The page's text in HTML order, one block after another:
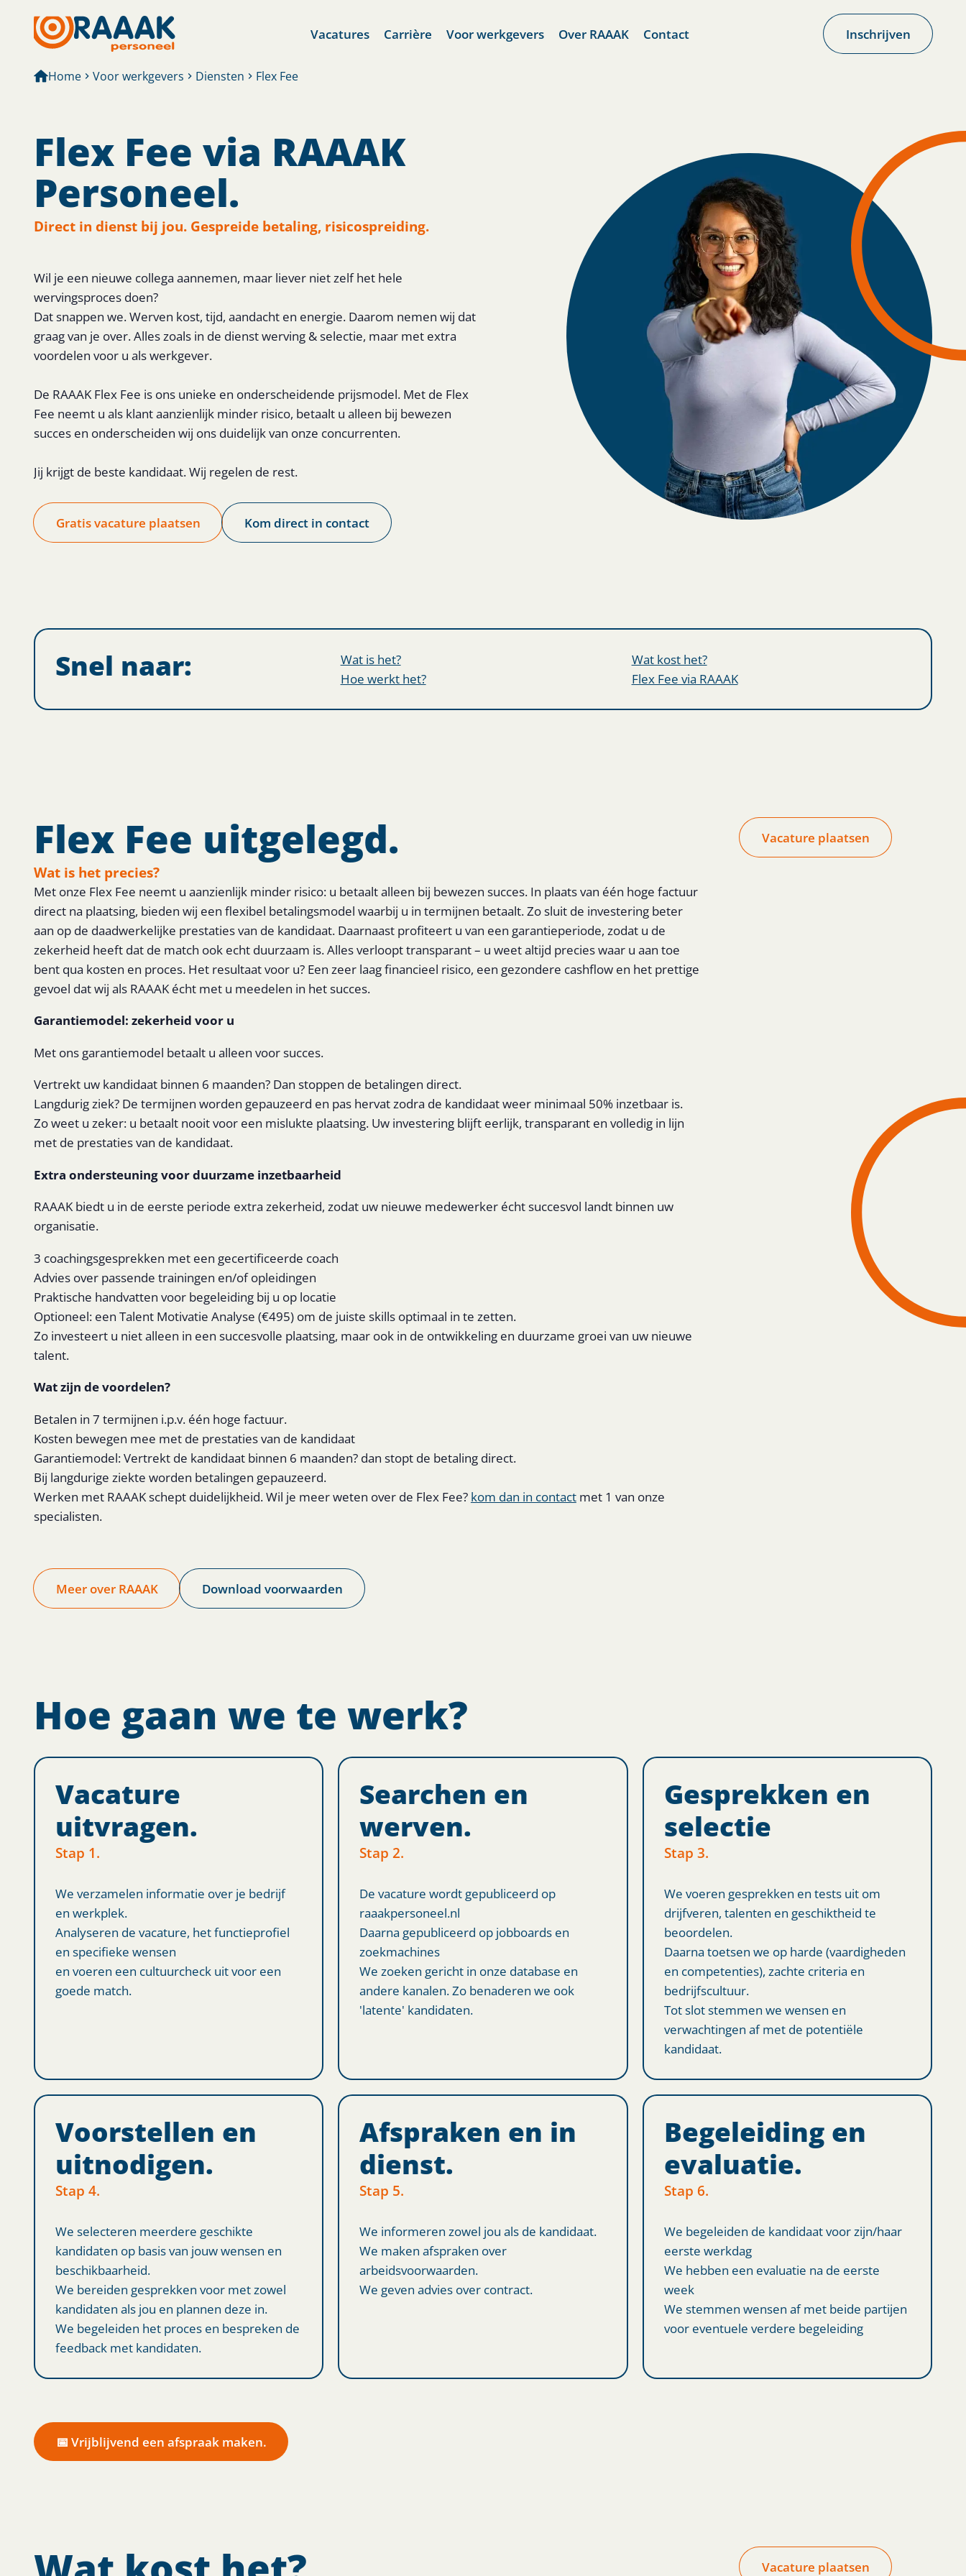
Vacatures Carrière Voor werkgevers Over RAAAK Contact Inschrijven
Home Voor werkgevers Diensten Flex Fee
Flex Fee via RAAAK
Personeel.
Direct in dienst bij jou. Gespreide betaling, risicospreiding.
Wil je een nieuwe collega aannemen, maar liever niet zelf het hele
wervingsproces doen?
Dat snappen we. Werven kost, tijd, aandacht en energie. Daarom nemen wij dat
graag van je over. Alles zoals in de dienst werving & selectie, maar met extra
voordelen voor u als werkgever.
De RAAAK Flex Fee is ons unieke en onderscheidende prijsmodel. Met de Flex
Fee neemt u als klant aanzienlijk minder risico, betaalt u alleen bij bewezen
succes en onderscheiden wij ons duidelijk van onze concurrenten.
Jij krijgt de beste kandidaat. Wij regelen de rest.
Gratis vacature plaatsen Kom direct in contact
Snel naar:
Wat is het?
Hoe werkt het?
Wat kost het?
Flex Fee via RAAAK
Flex Fee uitgelegd.
Wat is het precies?
Met onze Flex Fee neemt u aanzienlijk minder risico: u betaalt alleen bij bewezen succes. In plaats van één hoge factuur
direct na plaatsing, bieden wij een flexibel betalingsmodel waarbij u in termijnen betaalt. Zo sluit de investering beter
aan op de daadwerkelijke prestaties van de kandidaat. Daarnaast profiteert u van een garantieperiode, zodat u de
zekerheid heeft dat de match ook echt duurzaam is. Alles verloopt transparant – u weet altijd precies waar u aan toe
bent qua kosten en proces. Het resultaat voor u? Een zeer laag financieel risico, een gezondere cashflow en het prettige
gevoel dat wij als RAAAK écht met u meedelen in het succes.
Garantiemodel: zekerheid voor u
Met ons garantiemodel betaalt u alleen voor succes.
Vertrekt uw kandidaat binnen 6 maanden? Dan stoppen de betalingen direct.
Langdurig ziek? De termijnen worden gepauzeerd en pas hervat zodra de kandidaat weer minimaal 50% inzetbaar is.
Zo weet u zeker: u betaalt nooit voor een mislukte plaatsing. Uw investering blijft eerlijk, transparant en volledig in lijn
met de prestaties van de kandidaat.
Extra ondersteuning voor duurzame inzetbaarheid
RAAAK biedt u in de eerste periode extra zekerheid, zodat uw nieuwe medewerker écht succesvol landt binnen uw
organisatie.
3 coachingsgesprekken met een gecertificeerde coach
Advies over passende trainingen en/of opleidingen
Praktische handvatten voor begeleiding bij u op locatie
Optioneel: een Talent Motivatie Analyse (€495) om de juiste skills optimaal in te zetten.
Zo investeert u niet alleen in een succesvolle plaatsing, maar ook in de ontwikkeling en duurzame groei van uw nieuwe
talent.
Wat zijn de voordelen?
Betalen in 7 termijnen i.p.v. één hoge factuur.
Kosten bewegen mee met de prestaties van de kandidaat
Garantiemodel: Vertrekt de kandidaat binnen 6 maanden? dan stopt de betaling direct.
Bij langdurige ziekte worden betalingen gepauzeerd.
Werken met RAAAK schept duidelijkheid. Wil je meer weten over de Flex Fee? kom dan in contactmet 1 van onze
specialisten.
Meer over RAAAK Download voorwaarden
Vacature plaatsen
Hoe gaan we te werk?
Vacature
uitvragen.
Stap 1.
We verzamelen informatie over je bedrijf
en werkplek.
Analyseren de vacature, het functieprofiel
en specifieke wensen
en voeren een cultuurcheck uit voor een
goede match.
Searchen en
werven.
Stap 2.
De vacature wordt gepubliceerd op
raaakpersoneel.nl
Daarna gepubliceerd op jobboards en
zoekmachines
We zoeken gericht in onze database en
andere kanalen. Zo benaderen we ook
'latente' kandidaten.
Gesprekken en
selectie
Stap 3.
We voeren gesprekken en tests uit om
drijfveren, talenten en geschiktheid te
beoordelen.
Daarna toetsen we op harde (vaardigheden
en competenties), zachte criteria en
bedrijfscultuur.
Tot slot stemmen we wensen en
verwachtingen af met de potentiële
kandidaat.
Voorstellen en
uitnodigen.
Stap 4.
We selecteren meerdere geschikte
kandidaten op basis van jouw wensen en
beschikbaarheid.
We bereiden gesprekken voor met zowel
kandidaten als jou en plannen deze in.
We begeleiden het proces en bespreken de
feedback met kandidaten.
Afspraken en in
dienst.
Stap 5.
We informeren zowel jou als de kandidaat.
We maken afspraken over
arbeidsvoorwaarden.
We geven advies over contract.
Begeleiding en
evaluatie.
Stap 6.
We begeleiden de kandidaat voor zijn/haar
eerste werkdag
We hebben een evaluatie na de eerste
week
We stemmen wensen af met beide partijen
voor eventuele verdere begeleiding
📅 Vrijblijvend een afspraak maken.
Vacature plaatsen